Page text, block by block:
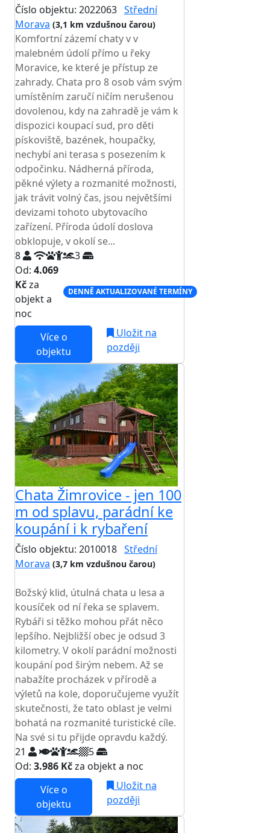
Číslo objektu: 2022063 Střední
Morava (3,1 km vzdušnou čarou)
Komfortní zázemí chaty v v
malebném údolí přímo u řeky
Moravice, ke které je přístup ze
zahrady. Chata pro 8 osob vám svým
umístěním zaručí ničím nerušenou
dovolenou, kdy na zahradě je vám k
dispozici koupací sud, pro děti
pískoviště, bazének, houpačky,
nechybí ani terasa s posezením k
odpočinku. Nádherná příroda,
pěkné výlety a rozmanité možnosti,
jak trávit volný čas, jsou největšími
devizami tohoto ubytovacího
zařízení. Příroda údolí doslova
obklopuje, v okolí se...
8
3
Od: 4.069
Kčza
objekt a
noc
DENNĚ AKTUALIZOVANÉ TERMÍNY
Více o
objektu
Uložit na
později
Chata Žimrovice - jen 100
m od splavu, parádní ke
koupání i k rybaření
Číslo objektu: 2010018 Střední
Morava (3,7 km vzdušnou čarou)
Božský klid, útulná chata u lesa a
kousíček od ní řeka se splavem.
Rybáři si těžko mohou přát něco
lepšího. Nejbližší obec je odsud 3
kilometry. V okolí parádní možnosti
koupání pod širým nebem. Až se
nabažíte procházek v přírodě a
výletů na kole, doporučujeme využít
skutečnosti, že tato oblast je velmi
bohatá na rozmanité turistické cíle.
Na své si tu přijde opravdu každý.
21
5
Od: 3.986 Kčza objekt a noc
Více o
objektu
Uložit na
později